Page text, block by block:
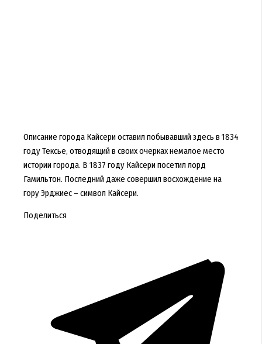
Описание города Кайсери оставил побывавший здесь в 1834
году Тексье, отводящий в своих очерках немалое место
истории города. В 1837 году Кайсери посетил лорд
Гамильтон. Последний даже совершил восхождение на
гору Эрджиес – символ Кайсери.
Поделиться